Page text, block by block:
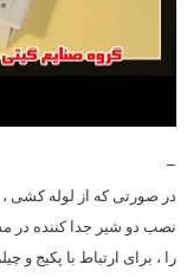
–
در صورتی که از لوله کشی ،
نصب دو شیر جدا کننده در
را ، برای ارتباط با پکیج و